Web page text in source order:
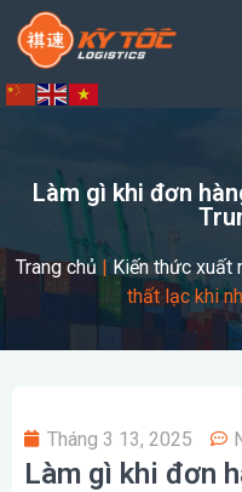
Làm gì khi đơn
Trang chủ | Kiến thức xuất
thất lạc khi
Tháng 3 13, 2025
Làm gì khi đơn